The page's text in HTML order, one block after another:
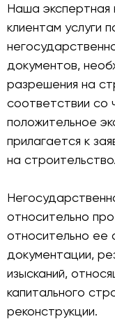
Наша экспертная
клиентам услуги
документов,
разрешения на
соответствии со
положительное
прилагается к
на строительство.
относительно
относительно ее
документации,
изысканий,
капитального
реконструкции.